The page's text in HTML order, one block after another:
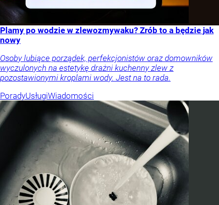
Plamy po wodzie w zlewozmywaku? Zrób to a będzie jak
nowy
Osoby lubiące porządek, perfekcjonistów oraz domowników
wyczulonych na estetykę drażni kuchenny zlew z
pozostawionymi kroplami wody. Jest na to rada.
PoradyUsługiWiadomości